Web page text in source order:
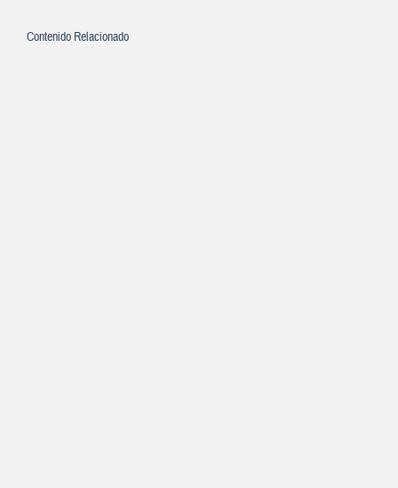
Contenido Relacionado